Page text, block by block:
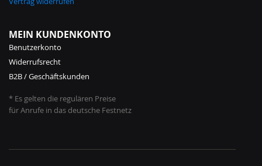
MEIN KUNDENKONTO
Benutzerkonto
Widerrufsrecht
B2B / Geschäftskunden
* Es gelten die regulären Preise
für Anrufe in das deutsche Festnetz